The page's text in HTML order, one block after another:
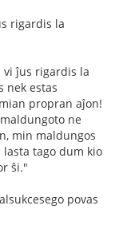
rigardis la
vi ĵus rigardis la
nek estas
propran aĵon!
ne
min maldungos
tago dum kio
ŝi."
povas